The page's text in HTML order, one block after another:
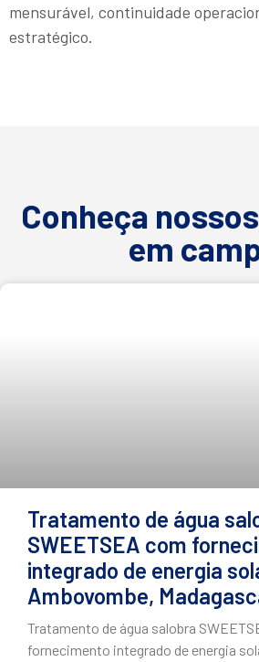
mensurável, continuidade
estratégico.
Conheça
em
Tratamento de água
SWEETSEA com
integrado de energia
Ambovombe,
Tratamento de água salobra
fornecimento integrado de energia